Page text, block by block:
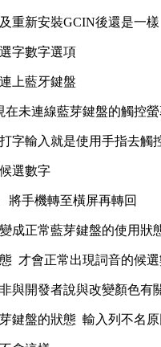
重新安裝GCIN後還是一樣
字數字選項
上藍牙鍵盤
在未連線藍芽鍵盤的觸控
字輸入就是使用手指去觸
選數字
手機轉至橫屏再轉回
成正常藍芽鍵盤的使用狀
才會正常出現詞音的候
與開發者說與改變顏色有
鍵盤的狀態 輸入列不名